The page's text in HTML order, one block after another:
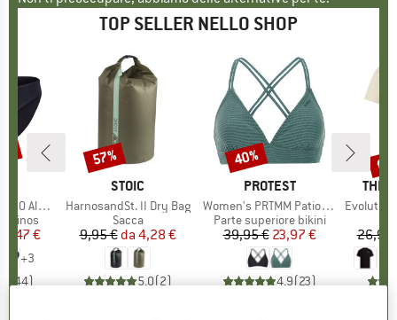
TOP SELLER NELLO SHOP
Brief
ridotto
€
+3
( 44)
MARCHIO
STOIC
Articolo
HarnosandSt. II Dry Bag
Gruppo di prodotti
Sacca
Prezzo
9,95 € Prezzo ridotto
da 4,28 €
5,0(2)
Sconto
57%
MARCHIO
PROTEST
Articolo
Women's PRTMM Patio Triangle
Gruppo di prodotti
Parte superiore bikini
Prezzo
39,95 €Prezzo ridotto
23,97 €
4,9(23)
Sconto
40%
THE
Articolo
Evolution
26,95